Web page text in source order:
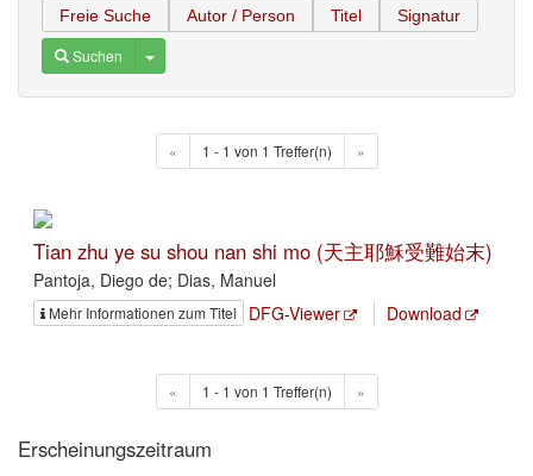
Freie Suche Autor / Person Titel Signatur
Suchen Toggle Dropdown
« 1 - 1 von 1 Treffer(n) »
Tian zhu ye su shou nan shi mo (天主耶穌受難始末)
Pantoja, Diego de; Dias, Manuel
Mehr Informationen zum Titel DFG-Viewer Download
« 1 - 1 von 1 Treffer(n) »
Erscheinungszeitraum